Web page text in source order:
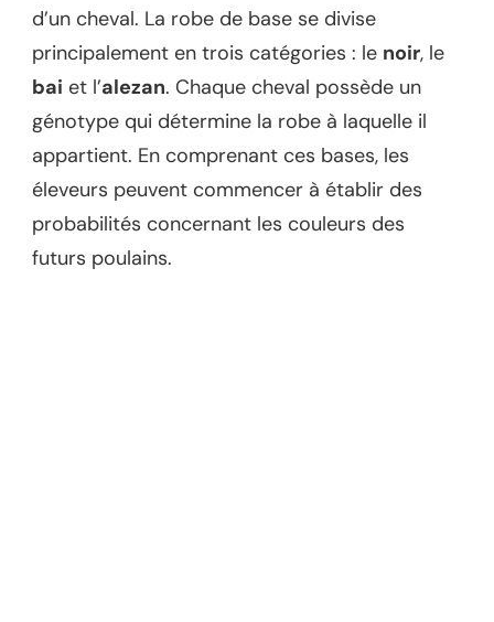
d’un cheval. La robe de base se divise
principalement en trois catégories : le noir, le
bai et l’alezan. Chaque cheval possède un
génotype qui détermine la robe à laquelle il
appartient. En comprenant ces bases, les
éleveurs peuvent commencer à établir des
probabilités concernant les couleurs des
futurs poulains.